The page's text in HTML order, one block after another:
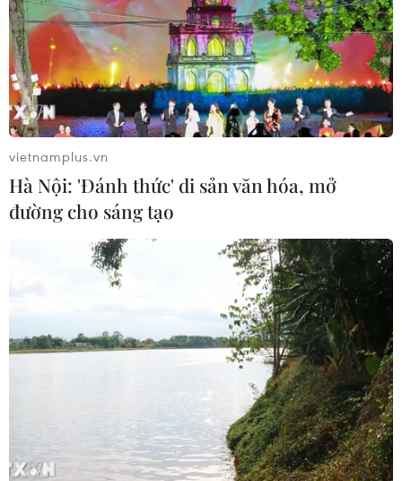
TIN CÙNG CHUYÊN MỤC
Mỹ điều tra sự cố hàng không liên
quan đến trực thăng chở Tổng thống
Tòa án Mỹ chỉ định hội đồng thẩm
phán xét xử các vụ kiện về thuế quan
vietnamplus.vn
Hà Nội: 'Đánh thức' di sản văn hóa, mở
đường cho sáng tạo